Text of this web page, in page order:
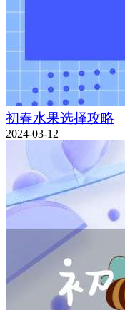
初春水果选择攻略
2024-03-12